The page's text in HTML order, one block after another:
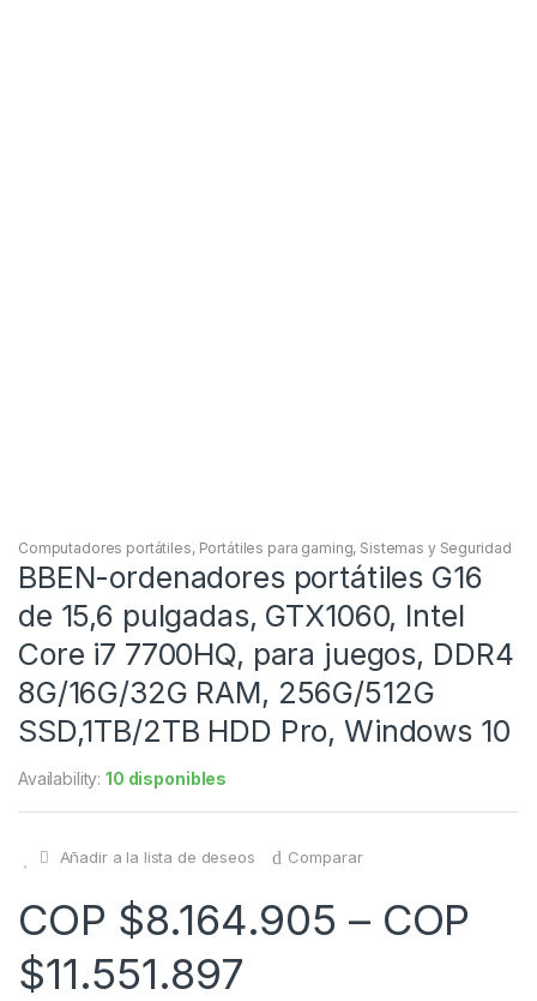
Computadores portátiles, Portátiles para gaming, Sistemas y Seguridad
BBEN-ordenadores portátiles G16
de 15,6 pulgadas, GTX1060, Intel
Core i7 7700HQ, para juegos, DDR4
8G/16G/32G RAM, 256G/512G
SSD,1TB/2TB HDD Pro, Windows 10
Availability:10 disponibles
Añadir a la lista de deseos Comparar
COP $8.164.905 – COP
$11.551.897